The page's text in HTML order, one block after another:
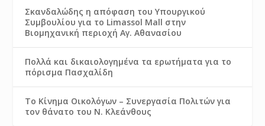
Σκανδαλώδης η απόφαση του Υπουργικού
Συμβουλίου για το Limassol Mall στην
Βιομηχανική περιοχή Αγ. Αθανασίου
Πολλά και δικαιολογημένα τα ερωτήματα για το
πόρισμα Πασχαλίδη
Το Κίνημα Οικολόγων – Συνεργασία Πολιτών για
τον θάνατο του Ν. Κλεάνθους